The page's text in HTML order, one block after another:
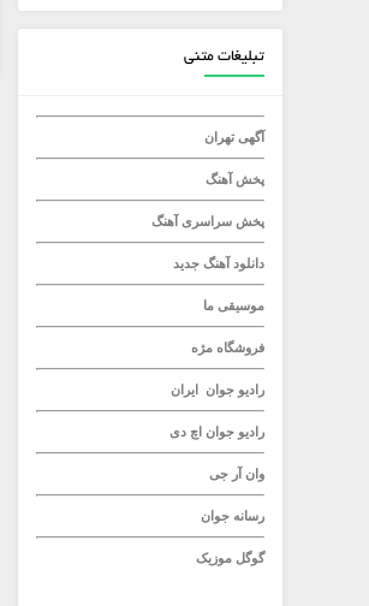
تبلیغات متنی
آگهی تهران
پخش آهنگ
پخش سراسری آهنگ
دانلود آهنگ جدید
موسیقی ما
فروشگاه مژه
رادیو جوان ایران
رادیو جوان اچ دی
وان آر جی
رسانه جوان
گوگل موزیک